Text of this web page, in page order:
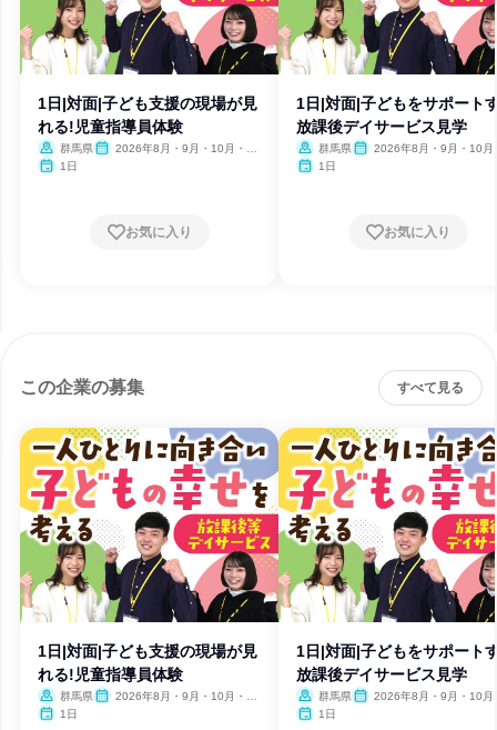
1日|対面|子ども支援の現場が見
れる!児童指導員体験
群馬県
2026年8月・9月・10月・11
1日
お気に入り
1日|対面|子どもをサポート
放課後デイサービス見学
群馬県
2026年8月・9月・10月
1日
お気に入り
この企業の募集 すべて見る
1日|対面|子ども支援の現場が見
れる!児童指導員体験
群馬県
2026年8月・9月・10月・11
1日
1日|対面|子どもをサポート
放課後デイサービス見学
群馬県
2026年8月・9月・10月
1日